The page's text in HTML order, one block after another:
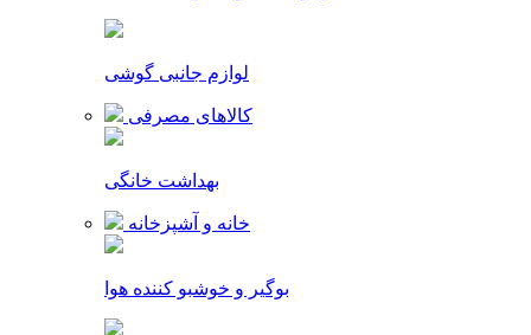
لوازم جانبی گوشی
کالاهای مصرفی
بهداشت خانگی
خانه و آشپزخانه
بوگیر و خوشبو کننده هوا